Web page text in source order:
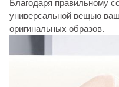
Благодаря правильному
универсальной вещью
оригинальных образов.